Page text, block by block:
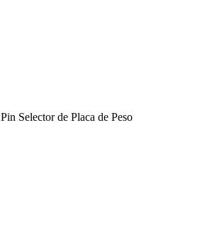
Pin Selector de Placa de Peso